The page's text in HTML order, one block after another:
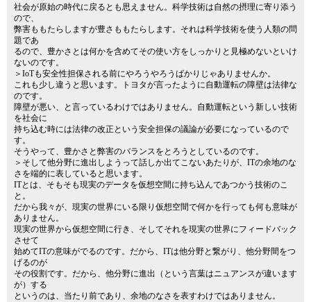
社会が原始の時代に戻るとも思えません。科学技術は自然の摂理に寄り添う
ので、
弊害ももたらしますが豊さももたらします。それは科学技術を使う人類の問
題であ
るので、豊かさとは何かを含めてその使い方をしっかりと見極めないといけ
ないのです。
＞IoTも安全性担保される前にやろうやろうばかりじゃありませんか。
これも少し違うと思います。トヨタが言ったように自動運転の障壁は法律な
のです。
障壁が悪い、と言っているわけではありません。自動運転という新しい技術
を社会に
持ち込む時には法律の改正という安全担保の議論が必要になっているので
す。
そうやって、豊かさと弊害のバランスをとろうとしているのです。
＞そして他分野に進出しようって話しか出てこないあたりが、ITの余地のな
さを端的に表していると思います。
ITとは、そもそも現実のデータを仮想空間に持ち込んであつかう技術のこ
と。
だから我々が、現実の世界にいる限り仮想空間で何かを行っても何も意味が
ありません。
現実の世界から仮想空間に行き、そしてそれを現実の世界にフィードバック
させて
始めてITの意味がでるのです。だから、ITは他分野と繋がり、他分野間をつ
げるのが
その役割です。だから、他分野に進出（という言葉はニュアンスが違います
が）する
というのは、当たり前であり、余地のなさを表すわけではありません。